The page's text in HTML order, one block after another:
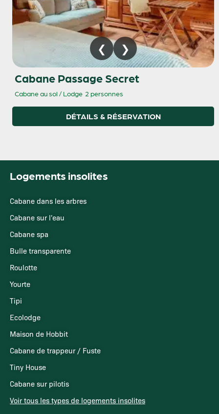
Cabane Passage Secret
Cabane au sol / Lodge 2 personnes
DÉTAILS & RÉSERVATION
Logements insolites
Cabane dans les arbres
Cabane sur l'eau
Cabane spa
Bulle transparente
Roulotte
Yourte
Tipi
Ecolodge
Maison de Hobbit
Cabane de trappeur / Fuste
Tiny House
Cabane sur pilotis
Voir tous les types de logements insolites